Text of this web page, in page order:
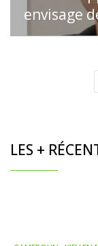
envisage
LES +